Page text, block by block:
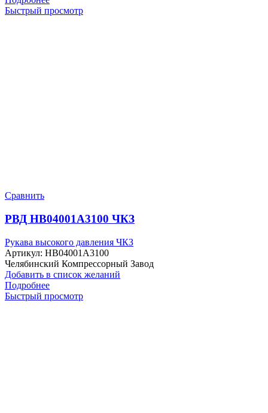
Быстрый просмотр
Сравнить
РВД HB04001A3100 ЧКЗ
Рукава высокого давления ЧКЗ
Артикул: HB04001A3100
Челябинский Компрессорный Завод
Добавить в список желаний
Подробнее
Быстрый просмотр